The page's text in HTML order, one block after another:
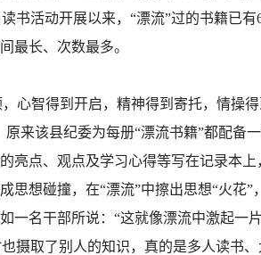
书活动开展以来，“漂流”过的书籍已
最长、次数最多。
心智得到开启，精神得到寄托，情操
来该县纪委为每册“漂流书籍”都配备
亮点、观点及学习心得等写在记录本
思想碰撞，在“漂流”中擦出思想“火花
一名干部所说：“这就像漂流中激起一
摄取了别人的知识，真的是多人读书